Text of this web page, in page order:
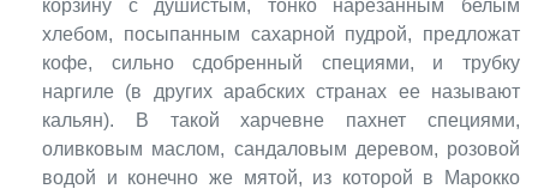
корзину с душистым, тонко нарезанным белым
хлебом, посыпанным сахарной пудрой, предложат
кофе, сильно сдобренный специями, и трубку
наргиле (в других арабских странах ее называют
кальян). В такой харчевне пахнет специями,
оливковым маслом, сандаловым деревом, розовой
водой и конечно же мятой, из которой в Марокко